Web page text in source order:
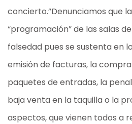
concierto.”Denunciamos que
“programación” de las salas
falsedad pues se sustenta en
emisión de facturas, la
paquetes de entradas, la
baja venta en la taquilla o la
aspectos, que vienen todos a